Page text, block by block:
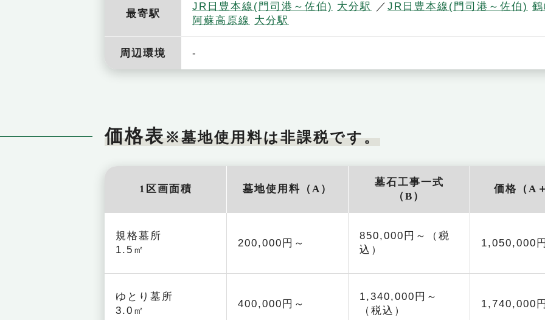
最寄駅
JR日豊本線(門司港～佐伯) 大分駅 JR日豊本線(門司港～佐伯)
阿蘇高原線 大分駅
周辺環境 -
価格表※墓地使用料は非課税です。
1区画面積 墓地使用料（A）
墓石工事一式
（B）
価格（A
規格墓所
1.5㎡
200,000円～
850,000円～（税
込）
1,050,000
ゆとり墓所
3.0㎡
400,000円～
1,340,000円～
（税込）
1,740,000